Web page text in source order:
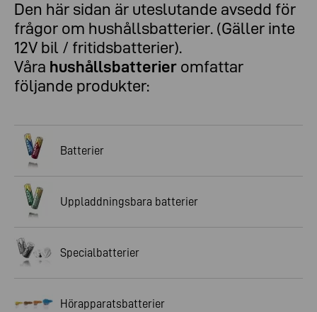
Den här sidan är uteslutande avsedd för
frågor om hushållsbatterier. (Gäller inte
12V bil / fritidsbatterier).
Våra hushållsbatterier omfattar
följande produkter:
Batterier
Uppladdningsbara batterier
Specialbatterier
Hörapparatsbatterier